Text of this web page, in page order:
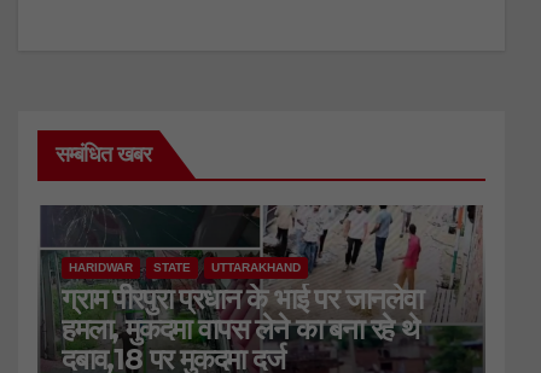
सम्बंधित खबर
HARIDWAR STATE UTTARAKHAND
ग्राम पीरपुरा प्रधान के भाई पर जानलेवा
हमला, मुकदमा वापस लेने का बना रहे थे
दबाव,18 पर मुकदमा दर्ज